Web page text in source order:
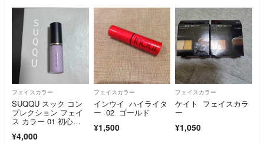
フェイスカラー
SUQQU スック コン
プレクション フェイ
ス カラー 01 初心
¥4,000
フェイスカラー
インウイ ハイライタ
ー 02 ゴールド
¥1,500
フェイスカラー
ケイト フェイスカラ
ー
¥1,050